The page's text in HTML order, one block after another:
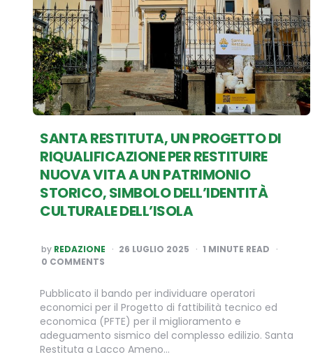
SANTA RESTITUTA, UN PROGETTO DI
RIQUALIFICAZIONE PER RESTITUIRE
NUOVA VITA A UN PATRIMONIO
STORICO, SIMBOLO DELL’IDENTITÀ
CULTURALE DELL’ISOLA
POSTED
BY
by REDAZIONE 26 LUGLIO 2025 1 MINUTE READ
0 COMMENTS
Pubblicato il bando per individuare operatori
economici per il Progetto di fattibilità tecnico ed
economica (PFTE) per il miglioramento e
adeguamento sismico del complesso edilizio. Santa
Restituta a Lacco Ameno…